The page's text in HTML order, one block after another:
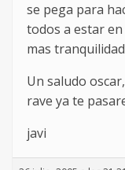
se pega para
todos a estar
mas
Un saludo
rave ya te
javi